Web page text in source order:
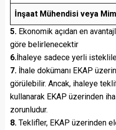
İnşaat Mühendisi veya
5. Ekonomik açıdan en
göre belirlenecektir
6.İhaleye sadece yerli
7. İhale dokümanı EKAP
görülebilir. Ancak, ihaleye
kullanarak EKAP üzerinden
zorunludur.
8. Teklifler, EKAP üzerinden